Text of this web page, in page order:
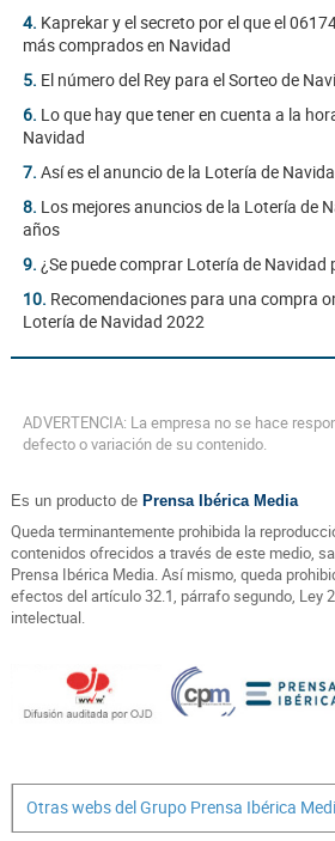
4. Kaprekar y el secreto por el que el
más comprados en Navidad
5. El número del Rey para el Sorteo de
6. Lo que hay que tener en cuenta a la
Navidad
7. Así es el anuncio de la Lotería de
8. Los mejores anuncios de la Lotería de
años
9. ¿Se puede comprar Lotería de Navidad
10. Recomendaciones para una compra
Lotería de Navidad 2022
ADVERTENCIA: La empresa no se hace
defecto o variación de su contenido.
Es un producto de Prensa Ibérica Media
Queda terminantemente prohibida la
contenidos ofrecidos a través de este medio,
Prensa Ibérica Media. Así mismo, queda
efectos del artículo 32.1, párrafo segundo, Ley
intelectual.
Otras webs del Grupo Prensa Ibérica